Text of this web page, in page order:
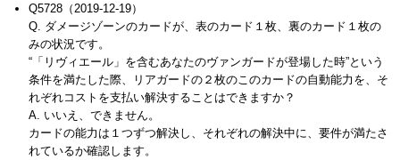
Q5728（2019-12-19）
Q. ダメージゾーンのカードが、表のカード１枚、裏のカード１枚の
みの状況です。
“「リヴィエール」を含むあなたのヴァンガードが登場した時”という
条件を満たした際、リアガードの２枚のこのカードの自動能力を、そ
れぞれコストを支払い解決することはできますか？
A. いいえ、できません。
カードの能力は１つずつ解決し、それぞれの解決中に、要件が満たさ
れているか確認します。